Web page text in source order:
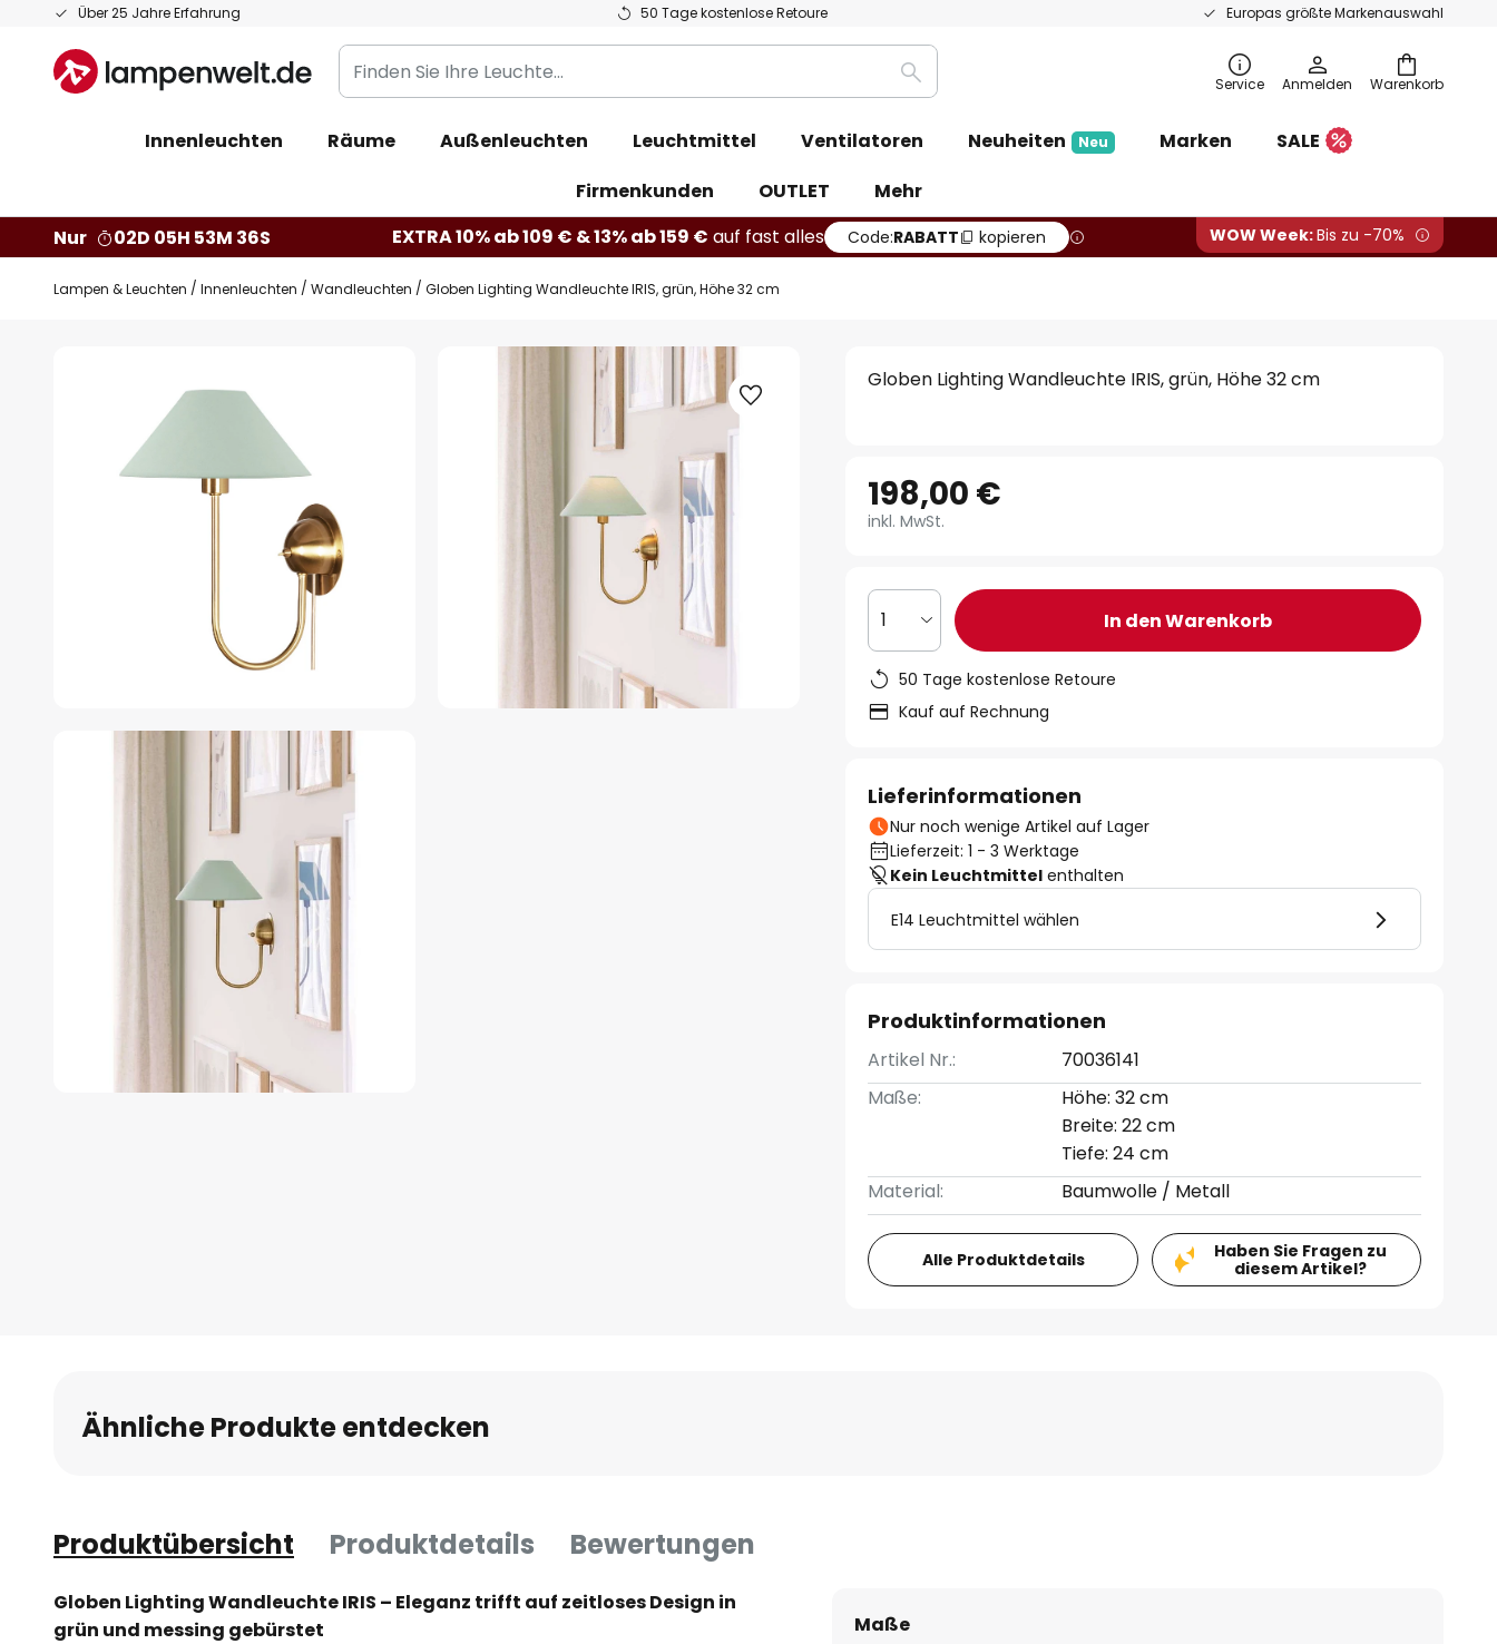
Über 25 Jahre Erfahrung 50 Tage kostenlose Retoure Europas größte Markenauswahl
Zum
springen
Warenkorb
Finden
Sie
Leuchte...
Suche Service Anmelden
Innenleuchten Räume Außenleuchten Leuchtmittel Ventilatoren Neuheiten Neu Marken
SALE
Firmenkunden
OUTLET
Mehr
Nur
02D 05H 53M 35S EXTRA 10% ab 109 € & 13% ab 159 € auf fast alles Code:RABATT kopieren WOW Week:Bis zu -70%
Lampen & Leuchten Innenleuchten Wandleuchten Globen Lighting Wandleuchte IRIS, grün, Höhe 32 cm
Bildgalerie
springen
Globen Lighting Wandleuchte IRIS, grün, Höhe 32 cm
198,00 €
inkl. MwSt.
1 In den Warenkorb
50 Tage kostenlose Retoure
Kauf auf Rechnung
Lieferinformationen
Nur noch wenige Artikel auf Lager
Lieferzeit: 1 - 3 Werktage
Kein Leuchtmittel enthalten
E14 Leuchtmittel wählen
Produktinformationen
Artikel Nr.:
70036141
Maße:
Höhe: 32 cm
Breite: 22 cm
Tiefe: 24 cm
Material:
Baumwolle / Metall
Alle Produktdetails
Haben Sie Fragen zu
diesem Artikel?
Ähnliche Produkte entdecken
Produktübersicht Produktdetails Bewertungen
Globen Lighting Wandleuchte IRIS – Eleganz trifft auf zeitloses Design in
grün und messing gebürstet
Maße